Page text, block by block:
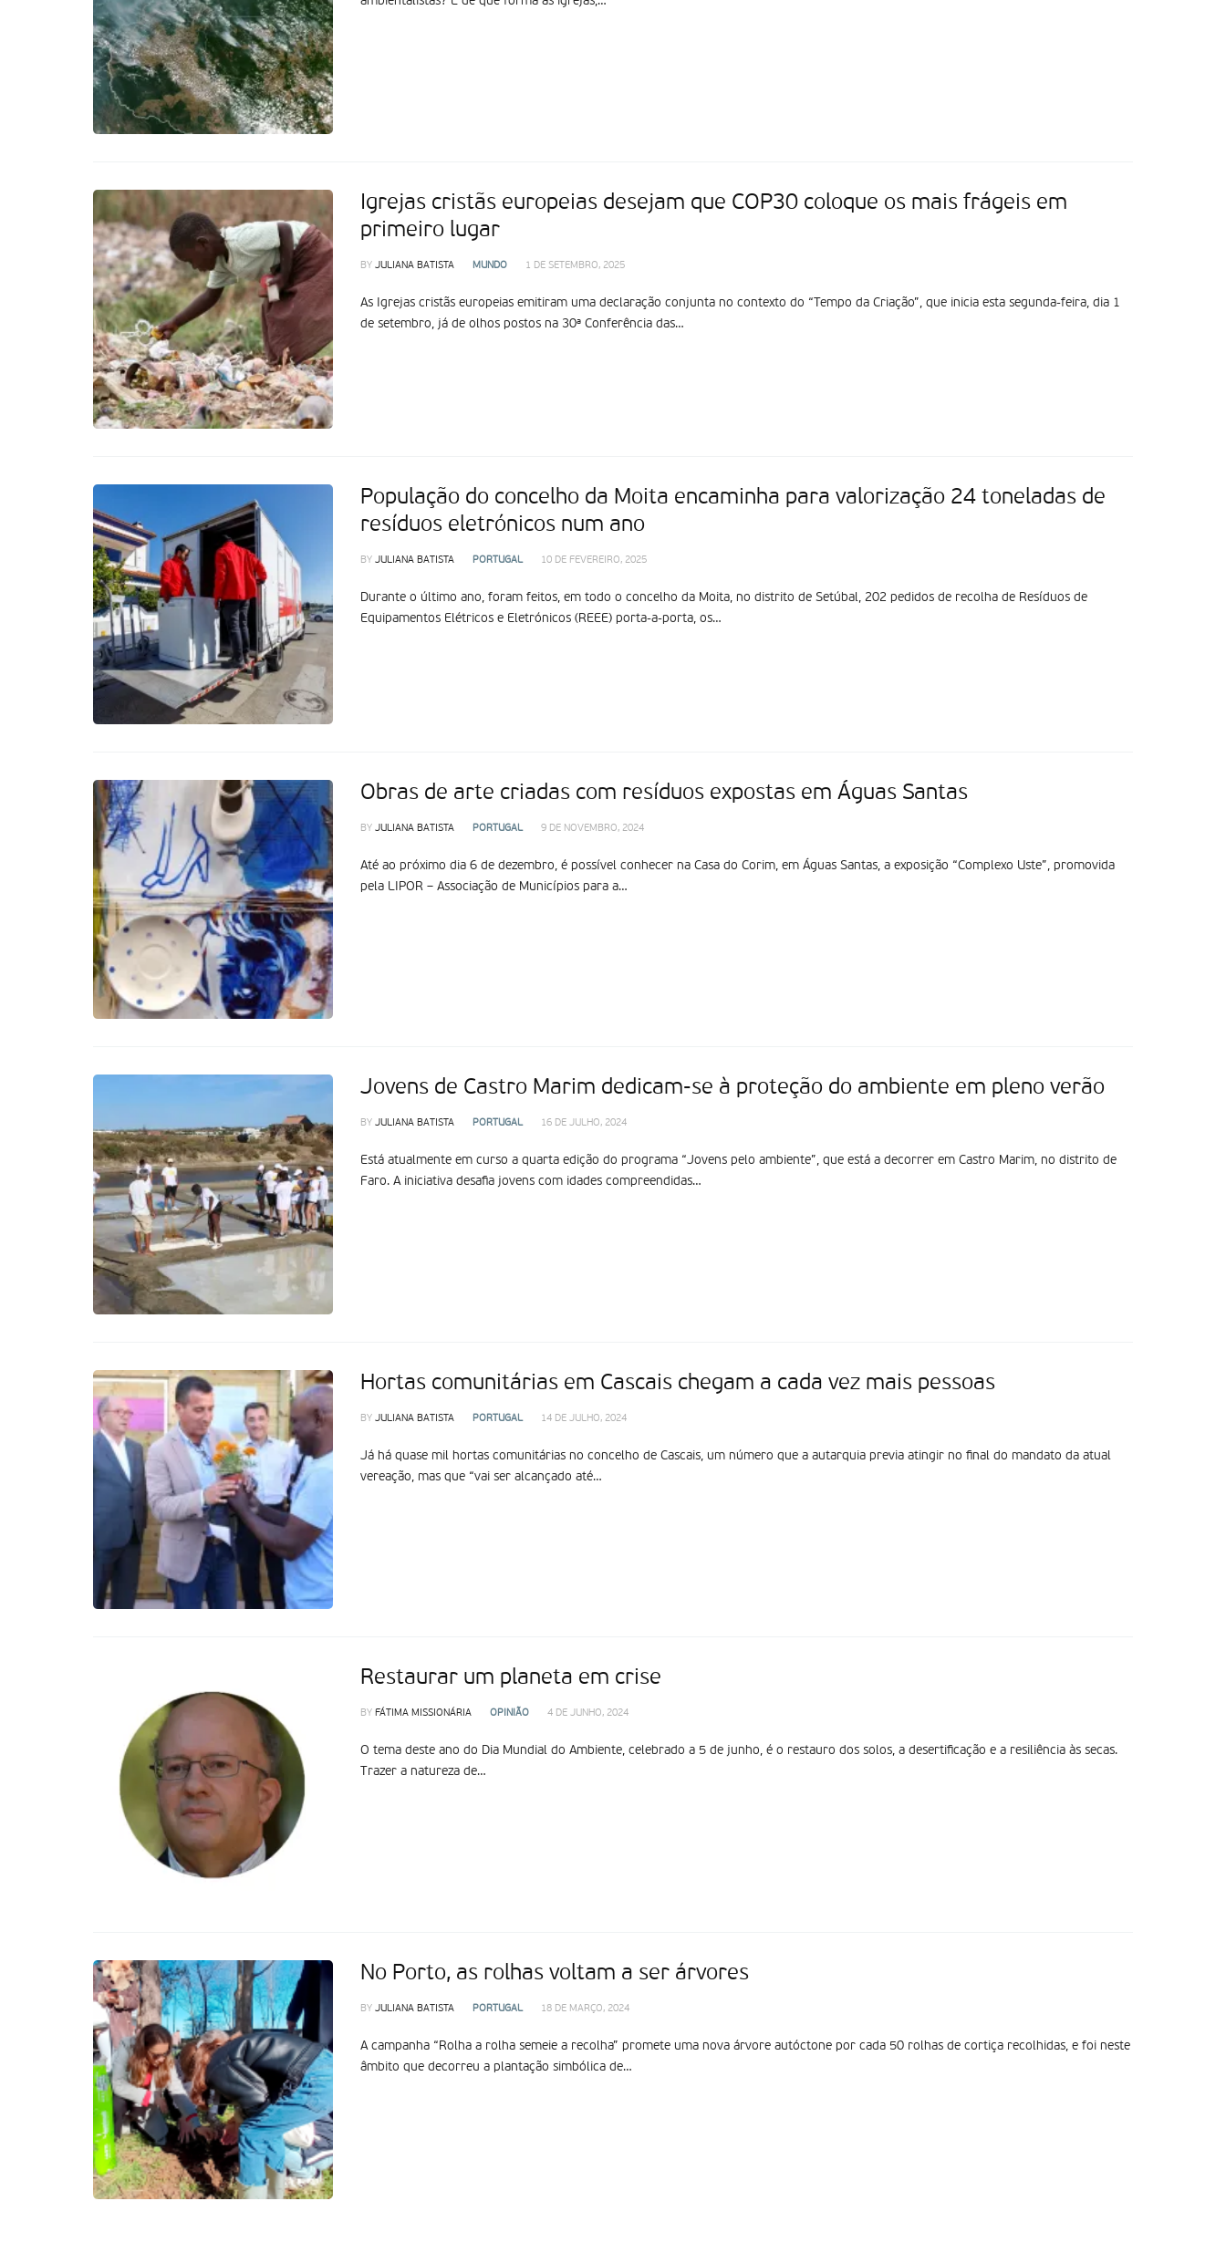
Igrejas cristãs europeias desejam que COP30 coloque os mais frágeis em
primeiro lugar
BY JULIANA BATISTA MUNDO 1 DE SETEMBRO, 2025
As Igrejas cristãs europeias emitiram uma declaração conjunta no contexto do “Tempo da Criação”, que inicia esta segunda-feira, dia 1
de setembro, já de olhos postos na 30ª Conferência das…
População do concelho da Moita encaminha para valorização 24 toneladas de
resíduos eletrónicos num ano
BY JULIANA BATISTA PORTUGAL 10 DE FEVEREIRO, 2025
Durante o último ano, foram feitos, em todo o concelho da Moita, no distrito de Setúbal, 202 pedidos de recolha de Resíduos de
Equipamentos Elétricos e Eletrónicos (REEE) porta-a-porta, os…
Obras de arte criadas com resíduos expostas em Águas Santas
BY JULIANA BATISTA PORTUGAL 9 DE NOVEMBRO, 2024
Até ao próximo dia 6 de dezembro, é possível conhecer na Casa do Corim, em Águas Santas, a exposição “Complexo Uste”, promovida
pela LIPOR – Associação de Municípios para a…
Jovens de Castro Marim dedicam-se à proteção do ambiente em pleno verão
BY JULIANA BATISTA PORTUGAL 16 DE JULHO, 2024
Está atualmente em curso a quarta edição do programa “Jovens pelo ambiente”, que está a decorrer em Castro Marim, no distrito de
Faro. A iniciativa desafia jovens com idades compreendidas…
Hortas comunitárias em Cascais chegam a cada vez mais pessoas
BY JULIANA BATISTA PORTUGAL 14 DE JULHO, 2024
Já há quase mil hortas comunitárias no concelho de Cascais, um número que a autarquia previa atingir no final do mandato da atual
vereação, mas que “vai ser alcançado até…
Restaurar um planeta em crise
BY FÁTIMA MISSIONÁRIA OPINIÃO 4 DE JUNHO, 2024
O tema deste ano do Dia Mundial do Ambiente, celebrado a 5 de junho, é o restauro dos solos, a desertificação e a resiliência às secas.
Trazer a natureza de…
No Porto, as rolhas voltam a ser árvores
BY JULIANA BATISTA PORTUGAL 18 DE MARÇO, 2024
A campanha “Rolha a rolha semeie a recolha” promete uma nova árvore autóctone por cada 50 rolhas de cortiça recolhidas, e foi neste
âmbito que decorreu a plantação simbólica de…